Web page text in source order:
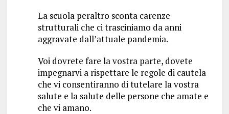
La scuola peraltro sconta carenze
strutturali che ci trasciniamo da anni
aggravate dall’attuale pandemia.
Voi dovrete fare la vostra parte, dovete
impegnarvi a rispettare le regole di cautela
che vi consentiranno di tutelare la vostra
salute e la salute delle persone che amate e
che vi amano.